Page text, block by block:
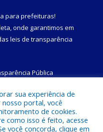
para prefeituras!
onde garantimos em
leis de transparência
Pública
Prefeitura Municipal de
sua experiência de
portal, você
de cookies.
como isso é feito, acesse
você concorda, clique em